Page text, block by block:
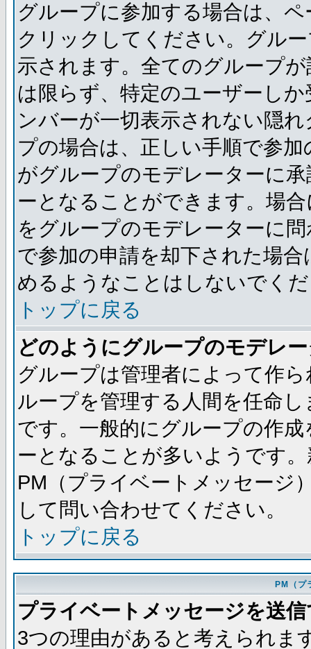
グループに参加する場合は、
クリックしてください。グル
示されます。全てのグループ
は限らず、特定のユーザーし
ンバーが一切表示されない隠
プの場合は、正しい手順で参
がグループのモデレーターに
ーとなることができます。場
をグループのモデレーターに
で参加の申請を却下された場
めるようなことはしないでく
トップに戻る
どのようにグループのモデレ
グループは管理者によって作
ループを管理する人間を任命
です。一般的にグループの作
ーとなることが多いようです
PM（プライベートメッセージ
して問い合わせてください。
トップに戻る
PM（プ
プライベートメッセージを送
3つの理由があると考えられま